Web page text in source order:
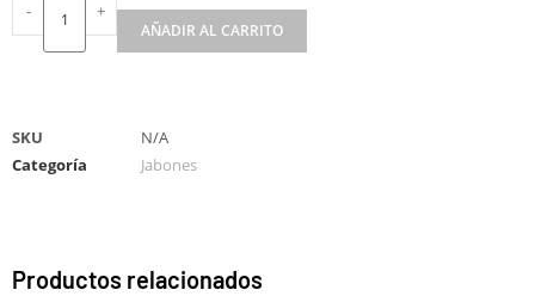
- +
AÑADIR AL CARRITO
t
e
t
SKU
N/A
Categoría
Jabones
Productos relacionados